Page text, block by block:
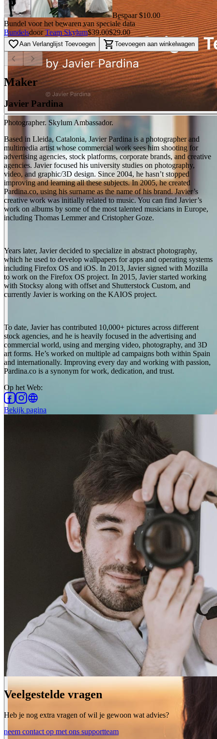
Bespaar $10.00
Bundel voor het bewaren van speciale data
Bundelsdoor Team Skylum$39.00$29.00
favorite_borderAan Verlanglijst Toevoegen shopping_cart Toevoegen aan winkelwagen
chevron_left chevron_right
Maker
Javier Pardina
Photographer. Skylum Ambassador.
Based in Lleida, Catalonia, Javier Pardina is a photographer and
multimedia artist whose commercial work sees him shooting for
advertising agencies, stock platforms, corporate brands, and creative
agencies. Javier focused his university studies on photography,
video, and graphic/3D design. Since 2004, he hasn’t stopped
improving and learning all these subjects. In 2005, he created
Pardina.co, using his surname as the name of his brand. Javier’s
creative work was initially related to music. You can find Javier’s
work on albums by some of the most talented musicians in Europe,
including Thomas Lemmer and Cristopher Goze.
Years later, Javier decided to specialize in abstract photography,
which he used to develop wallpapers for apps and operating systems
including Firefox OS and iOS. In 2013, Javier signed with Mozilla
to work on the Firefox OS project. In 2015, Javier started working
with Stocksy along with offset and Shutterstock Custom, and
currently Javier is working on the KAIOS project.
To date, Javier has contributed 10,000+ pictures across different
stock agencies, and he is heavily focused in the advertising and
commercial world, using and merging video, photography, and 3D
art forms. He’s worked on multiple ad campaigns both within Spain
and internationally. Improving every day and working with passion,
Pardina.co is a synonym for work, dedication, and trust.
Op het Web:
Bekijk pagina
Veelgestelde vragen
Heb je nog extra vragen of wil je gewoon wat advies?
neem contact op met ons supportteam